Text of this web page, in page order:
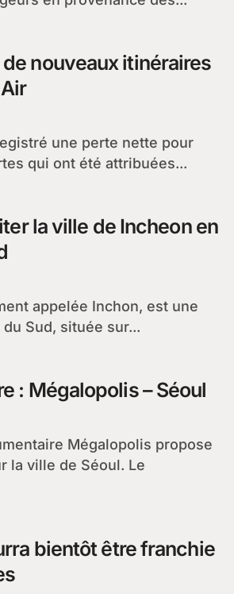
nouveaux itinéraires
qui ont été attribuées...
la ville de Incheon en
Sud, située sur...
: Mégalopolis – Séoul
la ville de Séoul. Le
bientôt être franchie